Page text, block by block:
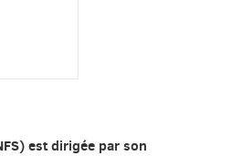
est dirigée par son